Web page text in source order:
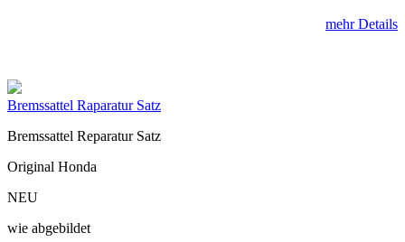
mehr Details
Bremssattel Raparatur Satz
Bremssattel Reparatur Satz
Original Honda
NEU
wie abgebildet